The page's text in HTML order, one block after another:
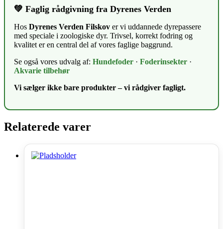
💚 Faglig rådgivning fra Dyrenes Verden
Hos Dyrenes Verden Filskov er vi uddannede dyrepassere
med speciale i zoologiske dyr. Trivsel, korrekt fodring og
kvalitet er en central del af vores faglige baggrund.
Se også vores udvalg af: Hundefoder · Foderinsekter ·
Akvarie tilbehør
Vi sælger ikke bare produkter – vi rådgiver fagligt.
Relaterede varer